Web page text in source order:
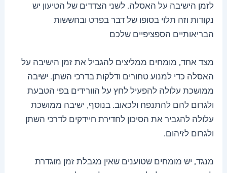
לזמן הישיבה על האסלה. לשני הצדדים של הטיעון יש
נקודות וזה תלוי בסופו של דבר בפרט ובחששות
הבריאותיים הספציפיים שלכם
מצד אחד, מומחים ממליצים להגביל את זמן הישיבה על
האסלה כדי למנוע טחורים ודלקות בדרכי השתן. ישיבה
ממושכת עלולה להפעיל לחץ על הוורידים בפי הטבעת
ולגרום להם להתנפח ולכאוב. בנוסף, ישיבה ממושכת
עלולה להגביר את הסיכון לחדירת חיידקים לדרכי השתן
ולגרום לזיהום.
מנגד, יש מומחים שטוענים שאין מגבלת זמן מוגדרת